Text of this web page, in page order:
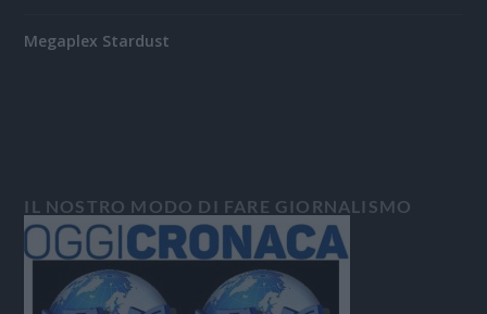
Megaplex Stardust
IL NOSTRO MODO DI FARE GIORNALISMO